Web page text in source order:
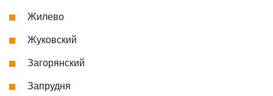
Жилево
Жуковский
Загорянский
Запрудня